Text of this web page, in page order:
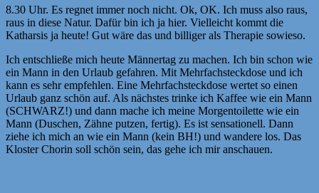
8.30 Uhr. Es regnet immer noch nicht. Ok, OK. Ich muss also raus,
raus in diese Natur. Dafür bin ich ja hier. Vielleicht kommt die
Katharsis ja heute! Gut wäre das und billiger als Therapie sowieso.
Ich entschließe mich heute Männertag zu machen. Ich bin schon wie
ein Mann in den Urlaub gefahren. Mit Mehrfachsteckdose und ich
kann es sehr empfehlen. Eine Mehrfachsteckdose wertet so einen
Urlaub ganz schön auf. Als nächstes trinke ich Kaffee wie ein Mann
(SCHWARZ!) und dann mache ich meine Morgentoilette wie ein
Mann (Duschen, Zähne putzen, fertig). Es ist sensationell. Dann
ziehe ich mich an wie ein Mann (kein BH!) und wandere los. Das
Kloster Chorin soll schön sein, das gehe ich mir anschauen.